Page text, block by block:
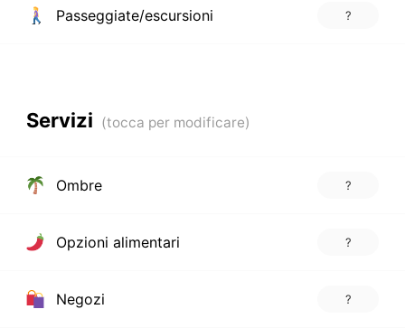
Passeggiate/escursioni ?
Servizi
Ombre ?
Opzioni alimentari ?
Negozi ?